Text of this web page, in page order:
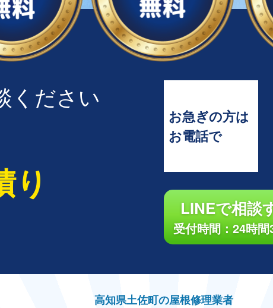
ください
り
お急ぎの方は
お電話で
LINEで相談
受付時間：24時
高知県土佐町の屋根修理業者